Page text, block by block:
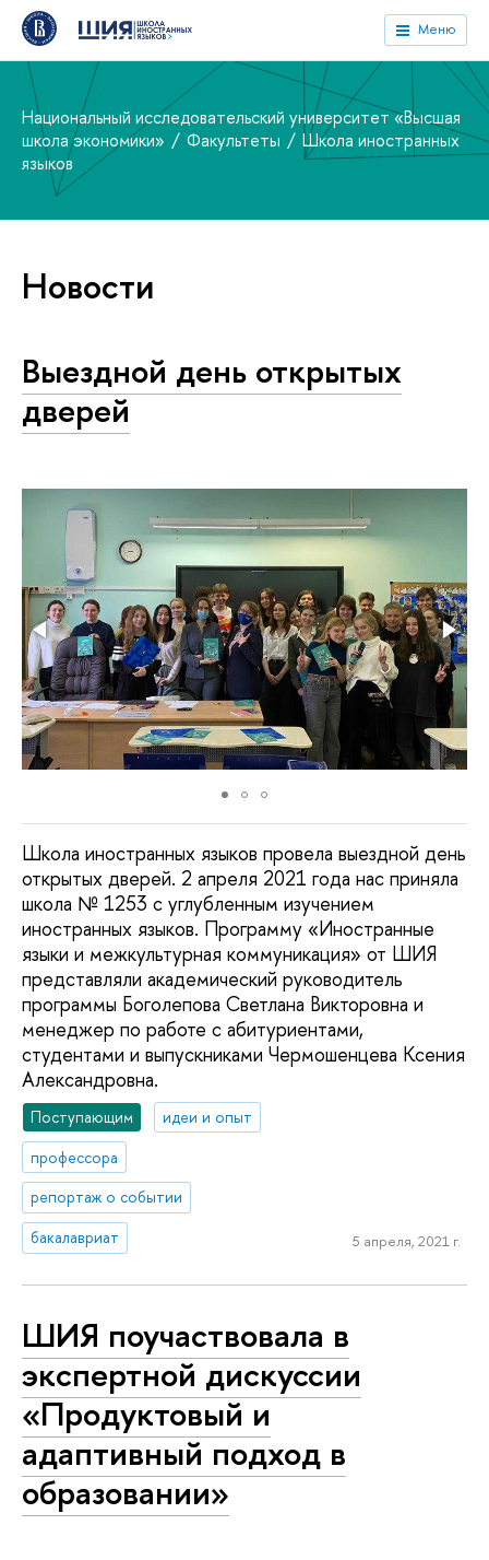
Меню
Национальный исследовательский университет «Высшая
школа экономики»
Факультеты
Школа иностранных
языков
Новости
Выездной день открытых
дверей
Школа иностранных языков провела выездной день
открытых дверей. 2 апреля 2021 года нас приняла
школа № 1253 с углубленным изучением
иностранных языков. Программу «Иностранные
языки и межкультурная коммуникация» от ШИЯ
представляли академический руководитель
программы Боголепова Светлана Викторовна и
менеджер по работе с абитуриентами,
студентами и выпускниками Чермошенцева Ксения
Александровна.
Поступающим
идеи и опыт
профессора
репортаж о событии
бакалавриат
5 апреля, 2021 г.
ШИЯ поучаствовала в
экспертной дискуссии
«Продуктовый и
адаптивный подход в
образовании»